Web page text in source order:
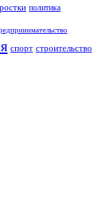
политика
спорт строительство
КРАЯ.